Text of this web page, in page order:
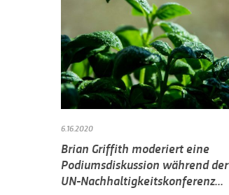
6.16.2020
Brian Griffith moderiert eine
Podiumsdiskussion während der
UN-Nachhaltigkeitskonferenz...